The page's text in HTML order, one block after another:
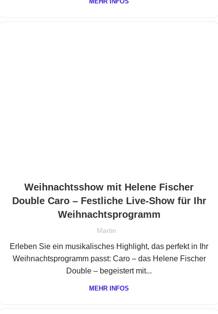
Weihnachtsshow mit Helene Fischer
Double Caro – Festliche Live-Show für Ihr
Weihnachtsprogramm
Martin
Erleben Sie ein musikalisches Highlight, das perfekt in Ihr
Weihnachtsprogramm passt: Caro – das Helene Fischer
Double – begeistert mit...
MEHR INFOS